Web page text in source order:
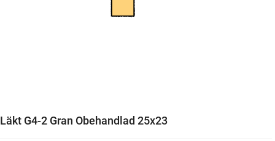
Läkt G4-2 Gran Obehandlad 25x23